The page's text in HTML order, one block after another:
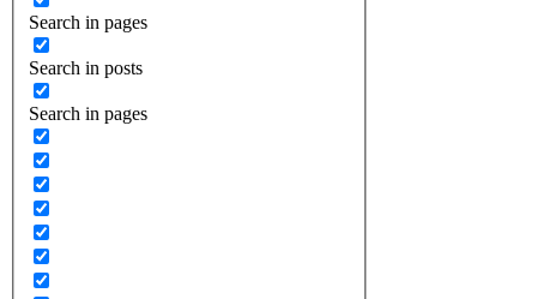
Search in pages
Search in posts
Search in pages